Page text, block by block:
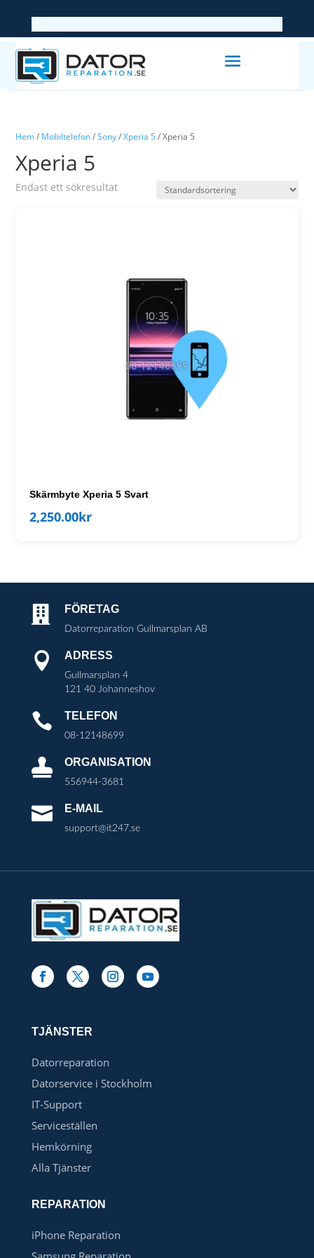
Hem/ Mobiltelefon/Sony/Xperia 5/ Xperia 5
Xperia 5
Endast ett sökresultat
Skärmbyte Xperia 5 Svart
2,250.00kr
 FÖRETAG
Datorreparation Gullmarsplan AB
 ADRESS
Gullmarsplan 4
121 40 Johanneshov
 TELEFON
08-12148699
 ORGANISATION
556944-3681
 E-MAIL
support@it247.se
TJÄNSTER
Datorreparation
Datorservice i Stockholm
IT-Support
Serviceställen
Hemkörning
Alla Tjänster
REPARATION
iPhone Reparation